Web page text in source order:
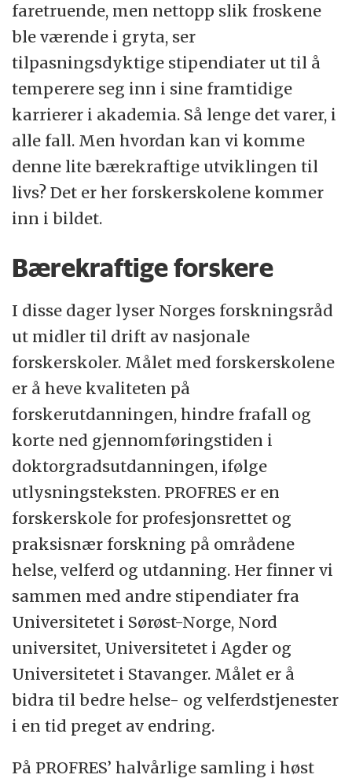
faretruende, men nettopp slik froskene
ble værende i gryta, ser
tilpasningsdyktige stipendiater ut til å
temperere seg inn i sine framtidige
karrierer i akademia. Så lenge det varer, i
alle fall. Men hvordan kan vi komme
denne lite bærekraftige utviklingen til
livs? Det er her forskerskolene kommer
inn i bildet.
Bærekraftige forskere
I disse dager lyser Norges forskningsråd
ut midler til drift av nasjonale
forskerskoler. Målet med forskerskolene
er å heve kvaliteten på
forskerutdanningen, hindre frafall og
korte ned gjennomføringstiden i
doktorgradsutdanningen, ifølge
utlysningsteksten. PROFRES er en
forskerskole for profesjonsrettet og
praksisnær forskning på områdene
helse, velferd og utdanning. Her finner vi
sammen med andre stipendiater fra
Universitetet i Sørøst-Norge, Nord
universitet, Universitetet i Agder og
Universitetet i Stavanger. Målet er å
bidra til bedre helse- og velferdstjenester
i en tid preget av endring.
På PROFRES’ halvårlige samling i høst